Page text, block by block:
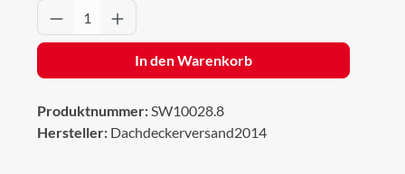
Produkt Anzahl: Gib den gewünschten
In den Warenkorb
Produktnummer:SW10028.8
Hersteller: Dachdeckerversand2014